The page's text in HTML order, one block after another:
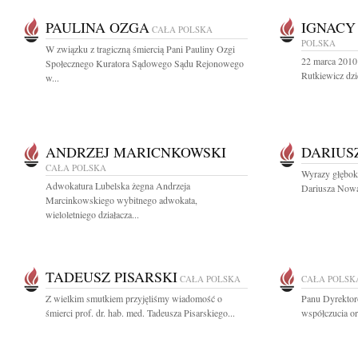
PAULINA OZGA CAŁA POLSKA
W związku z tragiczną śmiercią Pani Pauliny Ozgi
Społecznego Kuratora Sądowego Sądu Rejonowego
w...
POLSKA
22 marca
Rutkiewicz
ANDRZEJ MARICNKOWSKI
CAŁA POLSKA
Adwokatura Lubelska żegna Andrzeja
Marcinkowskiego wybitnego adwokata,
wieloletniego działacza...
Wyrazy
Dariusza
TADEUSZ PISARSKI CAŁA POLSKA
Z wielkim smutkiem przyjęliśmy wiadomość o
śmierci prof. dr. hab. med. Tadeusza Pisarskiego...
CAŁA
Panu
współczucia